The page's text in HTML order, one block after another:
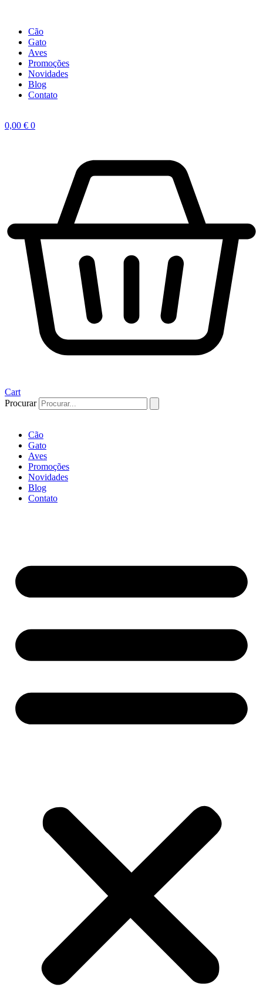
Cão
Gato
Aves
Promoções
Novidades
Blog
Contato
0,00 € 0
Cart
Procurar
Cão
Gato
Aves
Promoções
Novidades
Blog
Contato